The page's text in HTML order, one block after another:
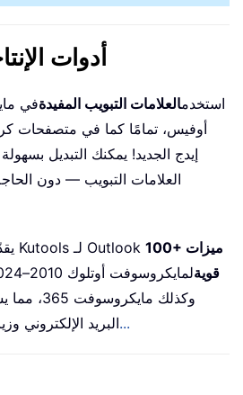
أدوات
: استخدمالعلامات التبويب المفيدةفي
أوفيس، تمامًا كما في متصفحات
إيدج الجديد! يمكنك التبديل
العلامات التبويب — دون
: يقدّم Kutools لـ Outlook 100+ ميزات
قوية
وكذلك
البريد الإلكترونياعرف المزيد...